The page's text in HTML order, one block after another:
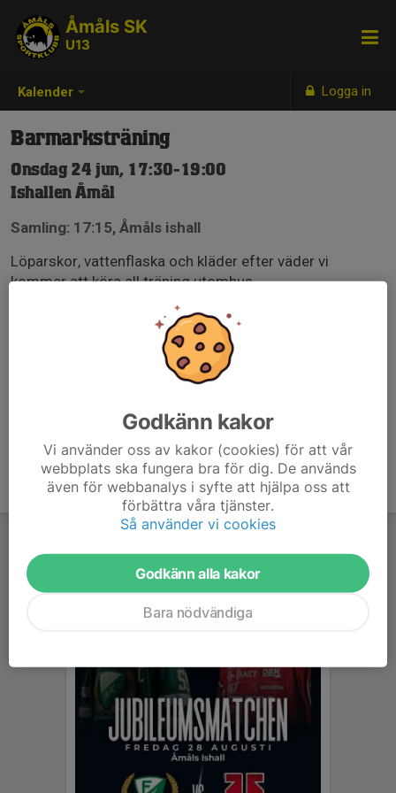
Kalender Logga in
Åmåls SK
U13
Barmarksträning
Onsdag 24 jun, 17:30-19:00
Ishallen Åmål
Samling: 17:15, Åmåls ishall
Löparskor, vattenflaska och kläder efter väder vi
kommer att köra all träning utomhus.
Godkänn kakor
Vi använder oss av kakor (cookies) för att vår
webbplats ska fungera bra för dig. De används
även för webbanalys i syfte att hjälpa oss att
förbättra våra tjänster.
Så använder vi cookies
Godkänn alla kakor
Bara nödvändiga